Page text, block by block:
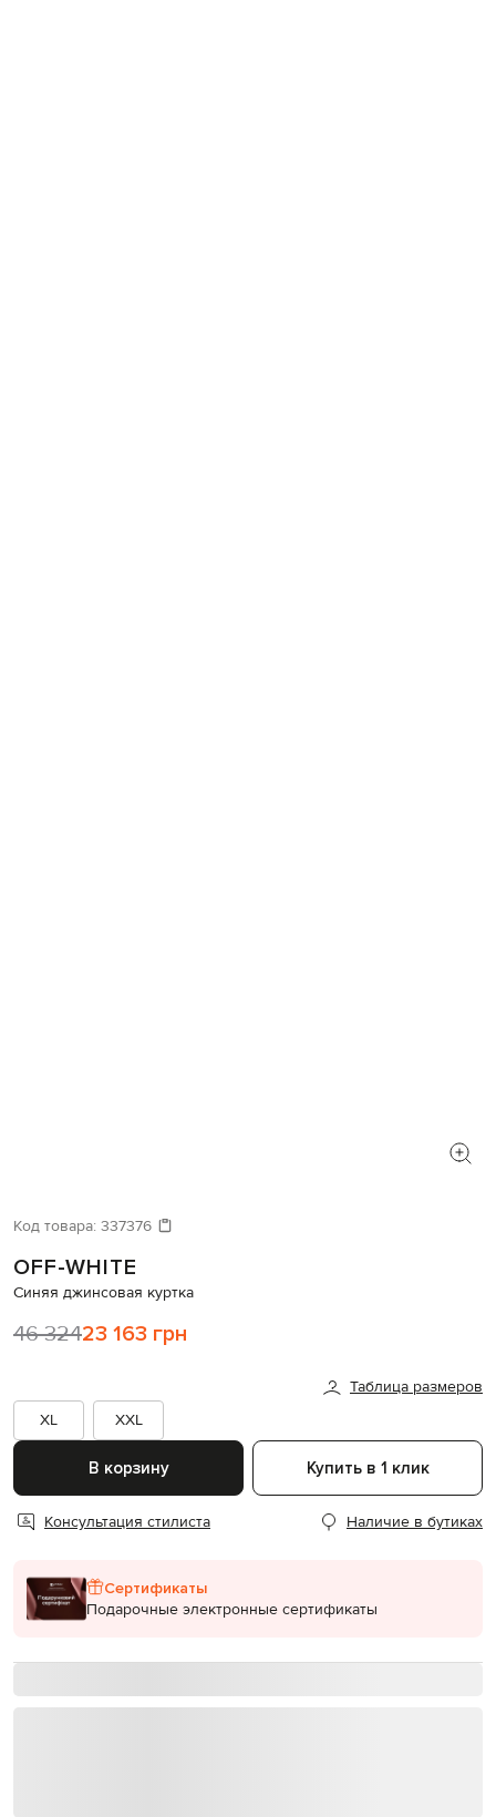
Код товара: 337376
OFF-WHITE
Синяя джинсовая куртка
46 32423 163 грн
Таблица размеров
XL
XXL
В корзину Купить в 1 клик
Консультация стилиста Наличие в бутиках
Сертификаты
Подарочные электронные сертификаты